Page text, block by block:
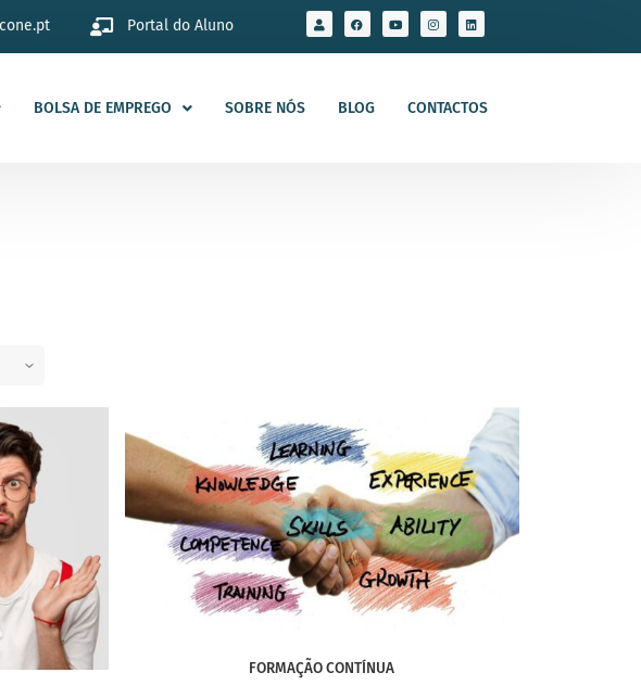
Portal do Aluno
BOLSA DE EMPREGO SOBRE NÓS BLOG CONTACTOS
FORMAÇÃO CONTÍNUA